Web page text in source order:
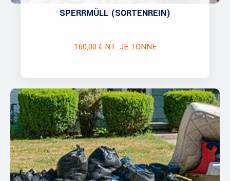
SPERRMÜLL (SORTENREIN)
160,00 € NT. JE TONNE